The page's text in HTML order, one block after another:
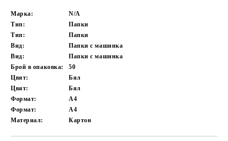
Марка:
N/A
Тип:
Папки
Тип:
Папки
Вид:
Папки с машинка
Вид:
Папки с машинка
Брой в опаковка:
50
Цвят:
Бял
Цвят:
Бял
Формат:
A4
Формат:
A4
Материал:
Картон